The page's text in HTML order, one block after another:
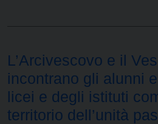
L’Arcivescovo e il
incontrano gli alunni
licei e degli istituti
territorio dell’unità